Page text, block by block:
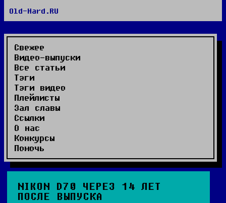
Old-Hard.RU
RSS комментариев
Видео-выпуски
Свежее
Видео-выпуски
Все статьи
Тэги
Тэги видео
Плейлисты
Зал славы
Ссылки
О нас
Конкурсы
Помочь
NIKON D70 ЧЕРЕЗ 14 ЛЕТ
ПОСЛЕ ВЫПУСКА